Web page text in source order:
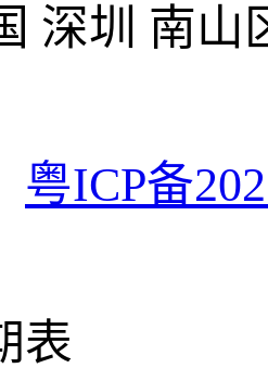
深圳 南山
粤ICP备
表